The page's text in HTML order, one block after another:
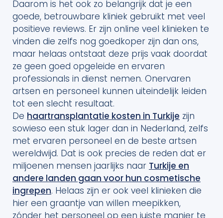
Daarom is het ook zo belangrijk dat je een
goede, betrouwbare kliniek gebruikt met veel
positieve reviews. Er zijn online veel klinieken te
vinden die zelfs nog goedkoper zijn dan ons,
maar helaas ontstaat deze prijs vaak doordat
ze geen goed opgeleide en ervaren
professionals in dienst nemen. Onervaren
artsen en personeel kunnen uiteindelijk leiden
tot een slecht resultaat.
De haartransplantatie kosten in Turkije zijn
sowieso een stuk lager dan in Nederland, zelfs
met ervaren personeel en de beste artsen
wereldwijd. Dat is ook precies de reden dat er
miljoenen mensen jaarlijks naar Turkije en
andere landen gaan voor hun cosmetische
ingrepen. Helaas zijn er ook veel klinieken die
hier een graantje van willen meepikken,
zónder het personeel op een juiste manier te